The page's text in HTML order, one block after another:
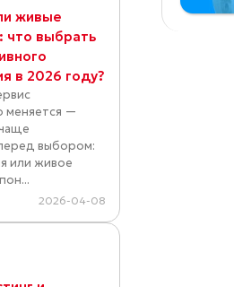
живые
выбрать
в 2026 году?
меняется —
выбором:
или живое
2026-04-08